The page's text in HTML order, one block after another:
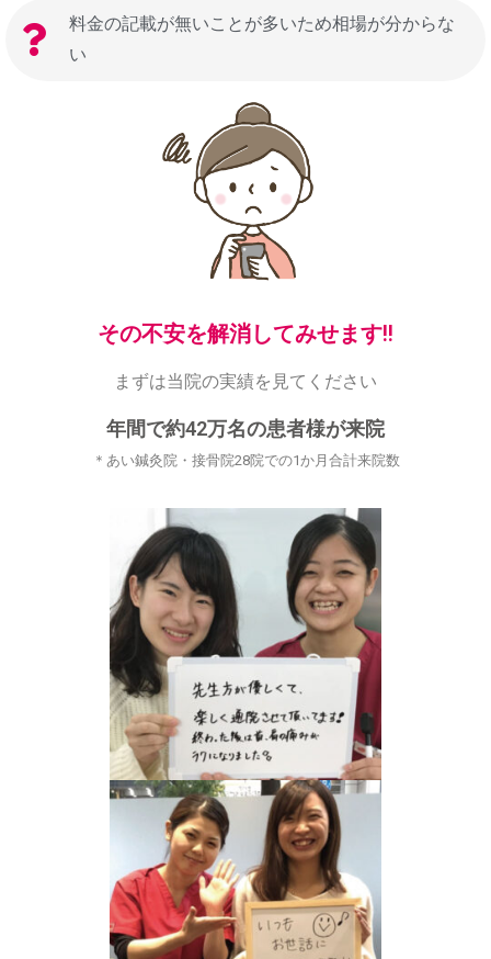
料金の記載が無いことが多いため相場が分からな
い
その不安を解消してみせます!!
まずは当院の実績を見てください
年間で約42万名の患者様が来院
＊あい鍼灸院・接骨院28院での1か月合計来院数